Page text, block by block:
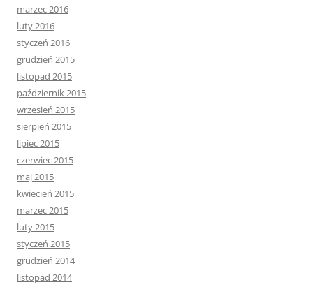
marzec 2016
luty 2016
styczeń 2016
grudzień 2015
listopad 2015
październik 2015
wrzesień 2015
sierpień 2015
lipiec 2015
czerwiec 2015
maj 2015
kwiecień 2015
marzec 2015
luty 2015
styczeń 2015
grudzień 2014
listopad 2014